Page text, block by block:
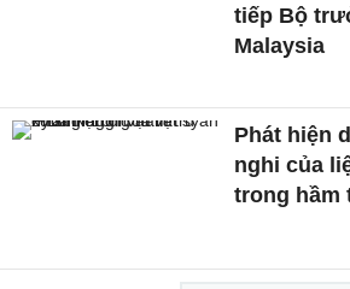
tiếp Bộ
Malaysia
Phát hiện
nghi của
trong hầm